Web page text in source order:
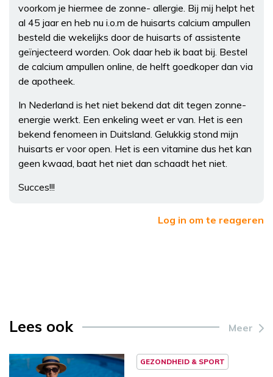
voorkom je hiermee de zonne- allergie. Bij mij helpt het
al 45 jaar en heb nu i.o.m de huisarts calcium ampullen
besteld die wekelijks door de huisarts of assistente
geïnjecteerd worden. Ook daar heb ik baat bij. Bestel
de calcium ampullen online, de helft goedkoper dan via
de apotheek.
In Nederland is het niet bekend dat dit tegen zonne-
energie werkt. Een enkeling weet er van. Het is een
bekend fenomeen in Duitsland. Gelukkig stond mijn
huisarts er voor open. Het is een vitamine dus het kan
geen kwaad, baat het niet dan schaadt het niet.
Succes!!!
Log in om te reageren
Lees ook Meer
GEZONDHEID & SPORT